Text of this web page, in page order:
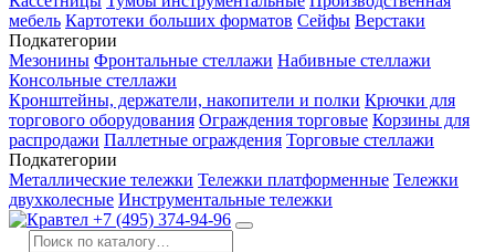
мебель Картотеки больших форматов Сейфы Верстаки
Подкатегории
Мезонины Фронтальные стеллажи Набивные стеллажи
Консольные стеллажи
Кронштейны, держатели, накопители и полки Крючки для
торгового оборудования Ограждения торговые Корзины для
распродажи Паллетные ограждения Торговые стеллажи
Подкатегории
Металлические тележки Тележки платформенные Тележки
двухколесные Инструментальные тележки
+7 (495) 374-94-96